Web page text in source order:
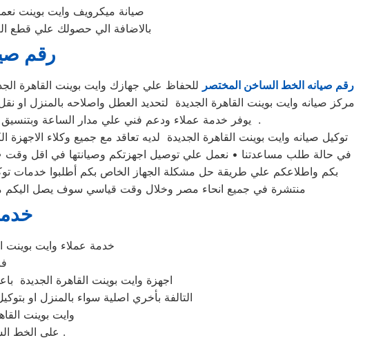
صيانة ميكرويف وايت بوينت
بالاضافة الي حصولك علي قطع
رقم
رقم صيانه الخط الساخن المختصر
مركز صيانه وايت بوينت القاهرة الجديدة لتحديد العطل واصلاحه بالمنزل او
يوفر خدمة عملاء ودعم فني علي مدار الساعة وبتنسيق كامل بين عملاء وايت بوينت القاهرة الجديدة و مهندسينا في مختلف مناطق محافظة القاهرة الجديدة .
في حالة طلب مساعدتنا • نعمل علي توصيل اجهزتكم وصيانتها في اقل وقت •
بكم واطلاعكم علي طريقة حل مشكلة الجهاز الخاص بكم أطلبوا خدمات
منتشرة في جميع انحاء مصر وخلال وقت قياسي سوف يصل اليكم
خدمة عملاء وايت بوينت
اجهزة وايت بوينت القاهرة الجديدة
التالفة بأخري اصلية سواء بالمنزل او
وايت بوينت
على الخط الساخن لصيانه وايت بوينت القاهرة الجديدة 01095999314 .